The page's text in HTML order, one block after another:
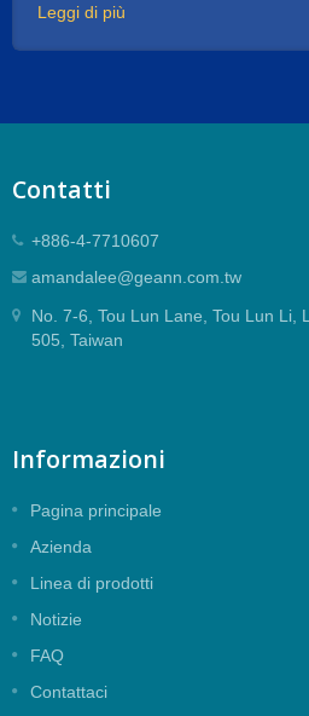
Leggi di più
Contatti
+886-4-7710607
amandalee@geann.com.tw
No. 7-6, Tou Lun Lane, Tou Lun Li,
505, Taiwan
Informazioni
Pagina principale
Azienda
Linea di prodotti
Notizie
FAQ
Contattaci